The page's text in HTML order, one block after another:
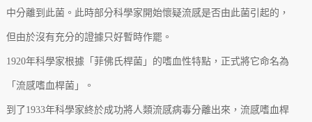
中分離到此菌。此時部分科學家開始懷疑流感是否由此菌引起的，
但由於沒有充分的證據只好暫時作罷。
1920年科學家根據「菲佛氏桿菌」的嗜血性特點，正式將它命名為
「流感嗜血桿菌」。
到了1933年科學家終於成功將人類流感病毒分離出來，流感嗜血桿